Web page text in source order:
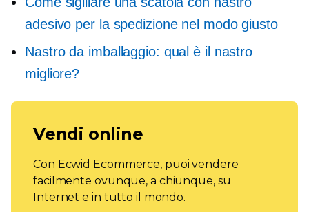
adesivo per la spedizione nel modo giusto
Nastro da imballaggio: qual è il nastro
migliore?
Vendi online
Con Ecwid Ecommerce, puoi vendere
facilmente ovunque, a chiunque, su
Internet e in tutto il mondo.